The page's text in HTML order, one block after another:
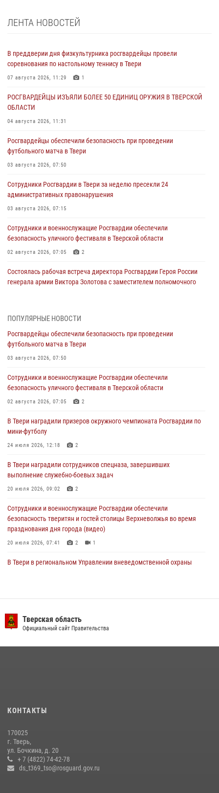
ЛЕНТА НОВОСТЕЙ
В преддверии дня физкультурника росгвардейцы провели
соревнования по настольному теннису в Твери
07 августа 2026, 11:29 1
РОСГВАРДЕЙЦЫ ИЗЪЯЛИ БОЛЕЕ 50 ЕДИНИЦ ОРУЖИЯ В ТВЕРСКОЙ
ОБЛАСТИ
04 августа 2026, 11:31
Росгвардейцы обеспечили безопасность при проведении
футбольного матча в Твери
03 августа 2026, 07:50
Сотрудники Росгвардии в Твери за неделю пресекли 24
административных правонарушения
03 августа 2026, 07:15
Сотрудники и военнослужащие Росгвардии обеспечили
безопасность уличного фестиваля в Тверской области
02 августа 2026, 07:05 2
Состоялась рабочая встреча директора Росгвардии Героя России
генерала армии Виктора Золотова с заместителем полномочного
31 июля 2026, 05:42 4
Росгвардейцы в Твери приняли участие в молебне, посвященном
Дню Крещения Руси
28 июля 2026, 11:30
Сотрудники вневедомственной охраны совершили 250 выездов и
пресекли 20 правонарушений за неделю в Тверской области
27 июля 2026, 08:29
В Твери наградили призеров окружного чемпионата Росгвардии по
мини-футболу
24 июля 2026, 12:18 2
Росгвардейцы оказали помощь водителю на дороге в городе Кашин
22 июля 2026, 08:35
ПОПУЛЯРНЫЕ НОВОСТИ
Росгвардейцы обеспечили безопасность при проведении
футбольного матча в Твери
03 августа 2026, 07:50
Сотрудники и военнослужащие Росгвардии обеспечили
безопасность уличного фестиваля в Тверской области
02 августа 2026, 07:05 2
В Твери наградили призеров окружного чемпионата Росгвардии по
мини-футболу
24 июля 2026, 12:18 2
В Твери наградили сотрудников спецназа, завершивших
выполнение служебно-боевых задач
20 июля 2026, 09:02 2
Сотрудники и военнослужащие Росгвардии обеспечили
безопасность тверитян и гостей столицы Верхневолжья во время
празднования дня города (видео)
20 июля 2026, 07:41 2 1
В Твери в региональном Управлении вневедомственной охраны
10 июля 2026, 08:44 1
задержаны подозреваемые в незаконном использовании сим-
(видео)
Росгвардейцы оказали помощь водителю на дороге в городе Кашин
22 июля 2026, 08:35
Тверская область
Официальный сайт Правительства
КОНТАКТЫ
170025
г. Тверь,
ул. Бочкина, д. 20
+ 7 (4822) 74-42-78
ds_t369_tso@rosguard.gov.ru